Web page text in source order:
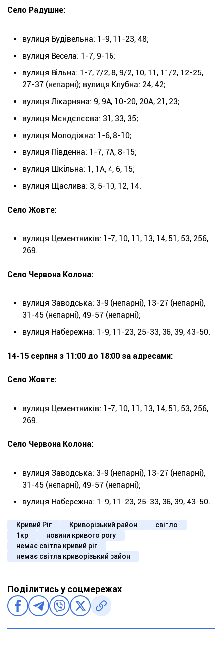
Село Радушне:
вулиця Будівельна: 1-9, 11-23, 48;
вулиця Весела: 1-7, 9-16;
вулиця Вільна: 1-7, 7/2, 8, 9/2, 10, 11, 11/2, 12-25,
27-37 (непарні); вулиця Клубна: 24, 42;
вулиця Лікарняна: 9, 9А, 10-20, 20А, 21, 23;
вулиця Мєндєлєєва: 31, 33, 35;
вулиця Молодіжна: 1-6, 8-10;
вулиця Південна: 1-7, 7А, 8-15;
вулиця Шкільна: 1, 1А, 4, 6, 15;
вулиця Щаслива: 3, 5-10, 12, 14.
Село Жовте:
вулиця Цементників: 1-7, 10, 11, 13, 14, 51, 53, 256,
269.
Село Червона Колона:
вулиця Заводська: 3-9 (непарні), 13-27 (непарні),
31-45 (непарні), 49-57 (непарні);
вулиця Набережна: 1-9, 11-23, 25-33, 36, 39, 43-50.
14-15 серпня з 11:00 до 18:00 за адресами:
Село Жовте:
вулиця Цементників: 1-7, 10, 11, 13, 14, 51, 53, 256,
269.
Село Червона Колона:
вулиця Заводська: 3-9 (непарні), 13-27 (непарні),
31-45 (непарні), 49-57 (непарні);
вулиця Набережна: 1-9, 11-23, 25-33, 36, 39, 43-50.
Кривий Ріг Криворізький район
світло
1кр
новини кривого рогу
немає світла кривий ріг
немає світла криворізький район
Поділитись у соцмережах